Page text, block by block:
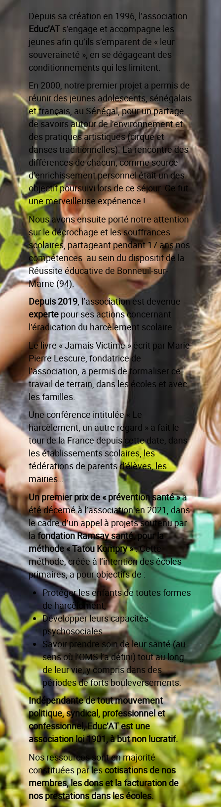
Depuis sa création en 1996, l’association
Educ’ATs’engage et accompagne les
jeunes afin qu’ils s’emparent de « leur
souveraineté », en se dégageant des
conditionnements qui les limitent.
En 2000, notre premier projet a permis de
réunir des jeunes adolescents, sénégalais
et français, au Sénégal, pour un partage
de savoirs autour de l’environnement et
des pratiques artistiques (cirque et
danses traditionnelles). La rencontre des
différences de chacun, comme source
d’enrichissement personnel était un des
objectif poursuivi lors de ce séjour. Ce fut
une merveilleuse expérience !
Nous avons ensuite porté notre attention
sur le décrochage et les souffrances
scolaires, partageant pendant 17 ans nos
compétences au sein du dispositif de la
Réussite éducative de Bonneuil-sur-
Marne (94).
Depuis 2019, l’association est devenue
experte pour ses actions concernant
l’éradication du harcèlement scolaire.
Le livre « Jamais Victime » écrit par Marie-
Pierre Lescure, fondatrice de
l’association, a permis de formaliser ce
travail de terrain, dans les écoles et avec
les familles.
Une conférence intitulée « Le
harcèlement, un autre regard » a fait le
tour de la France depuis cette date, dans
les établissements scolaires, les
fédérations de parents d’élèves, les
mairies…
Un premier prix de « prévention santé »a
été décerné à l’association en 2021, dans
le cadre d’un appel à projets soutenu par
lafondation Ramsay santé, pour la
méthode « Tatou Kompry ». Cette
méthode, créée à l’intention des écoles
primaires, a pour objectifs de :
Protéger les enfants de toutes formes
de harcèlement,
Développer leurs capacités
psychosociales
Savoir prendre soin de leur santé (au
sens où l’OMS l’a défini) tout au long
de leur vie, y compris dans des
périodes de forts bouleversements.
Indépendante de tout mouvement
politique, syndical, professionnel et
confessionnel, Educ’AT est une
association loi 1901, à but non lucratif.
Nos ressources sont en majorité
constituées par lescotisations de nos
membres, les dons et la facturation de
nos prestations dans les écoles.